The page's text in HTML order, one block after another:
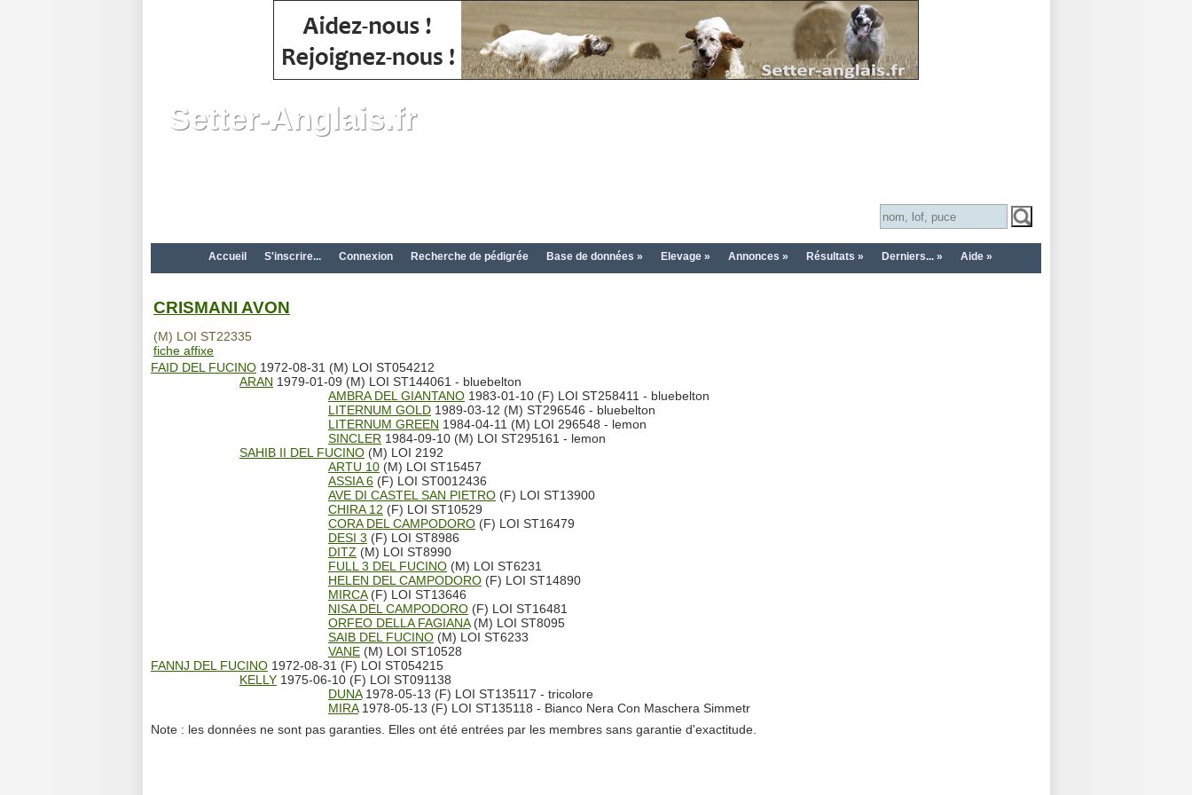
Setter-Anglais.fr
Accueil S'inscrire... Connexion Recherche de pédigrée Base de données » Elevage » Annonces » Résultats » Derniers... » Aide »
CRISMANI AVON
(M) LOI ST22335
fiche affixe
FAID DEL FUCINO 1972-08-31 (M) LOI ST054212
ARAN 1979-01-09 (M) LOI ST144061 - bluebelton
AMBRA DEL GIANTANO 1983-01-10 (F) LOI ST258411 - bluebelton
LITERNUM GOLD 1989-03-12 (M) ST296546 - bluebelton
LITERNUM GREEN 1984-04-11 (M) LOI 296548 - lemon
SINCLER 1984-09-10 (M) LOI ST295161 - lemon
SAHIB II DEL FUCINO (M) LOI 2192
ARTU 10 (M) LOI ST15457
ASSIA 6 (F) LOI ST0012436
AVE DI CASTEL SAN PIETRO (F) LOI ST13900
CHIRA 12 (F) LOI ST10529
CORA DEL CAMPODORO (F) LOI ST16479
DESI 3 (F) LOI ST8986
DITZ (M) LOI ST8990
FULL 3 DEL FUCINO (M) LOI ST6231
HELEN DEL CAMPODORO (F) LOI ST14890
MIRCA(F) LOI ST13646
NISA DEL CAMPODORO (F) LOI ST16481
ORFEO DELLA FAGIANA(M) LOI ST8095
SAIB DEL FUCINO (M) LOI ST6233
VANE (M) LOI ST10528
FANNJ DEL FUCINO 1972-08-31 (F) LOI ST054215
KELLY 1975-06-10 (F) LOI ST091138
DUNA1978-05-13 (F) LOI ST135117 - tricolore
MIRA1978-05-13 (F) LOI ST135118 - Bianco Nera Con Maschera Simmetr
Note : les données ne sont pas garanties. Elles ont été entrées par les membres sans garantie d'exactitude.